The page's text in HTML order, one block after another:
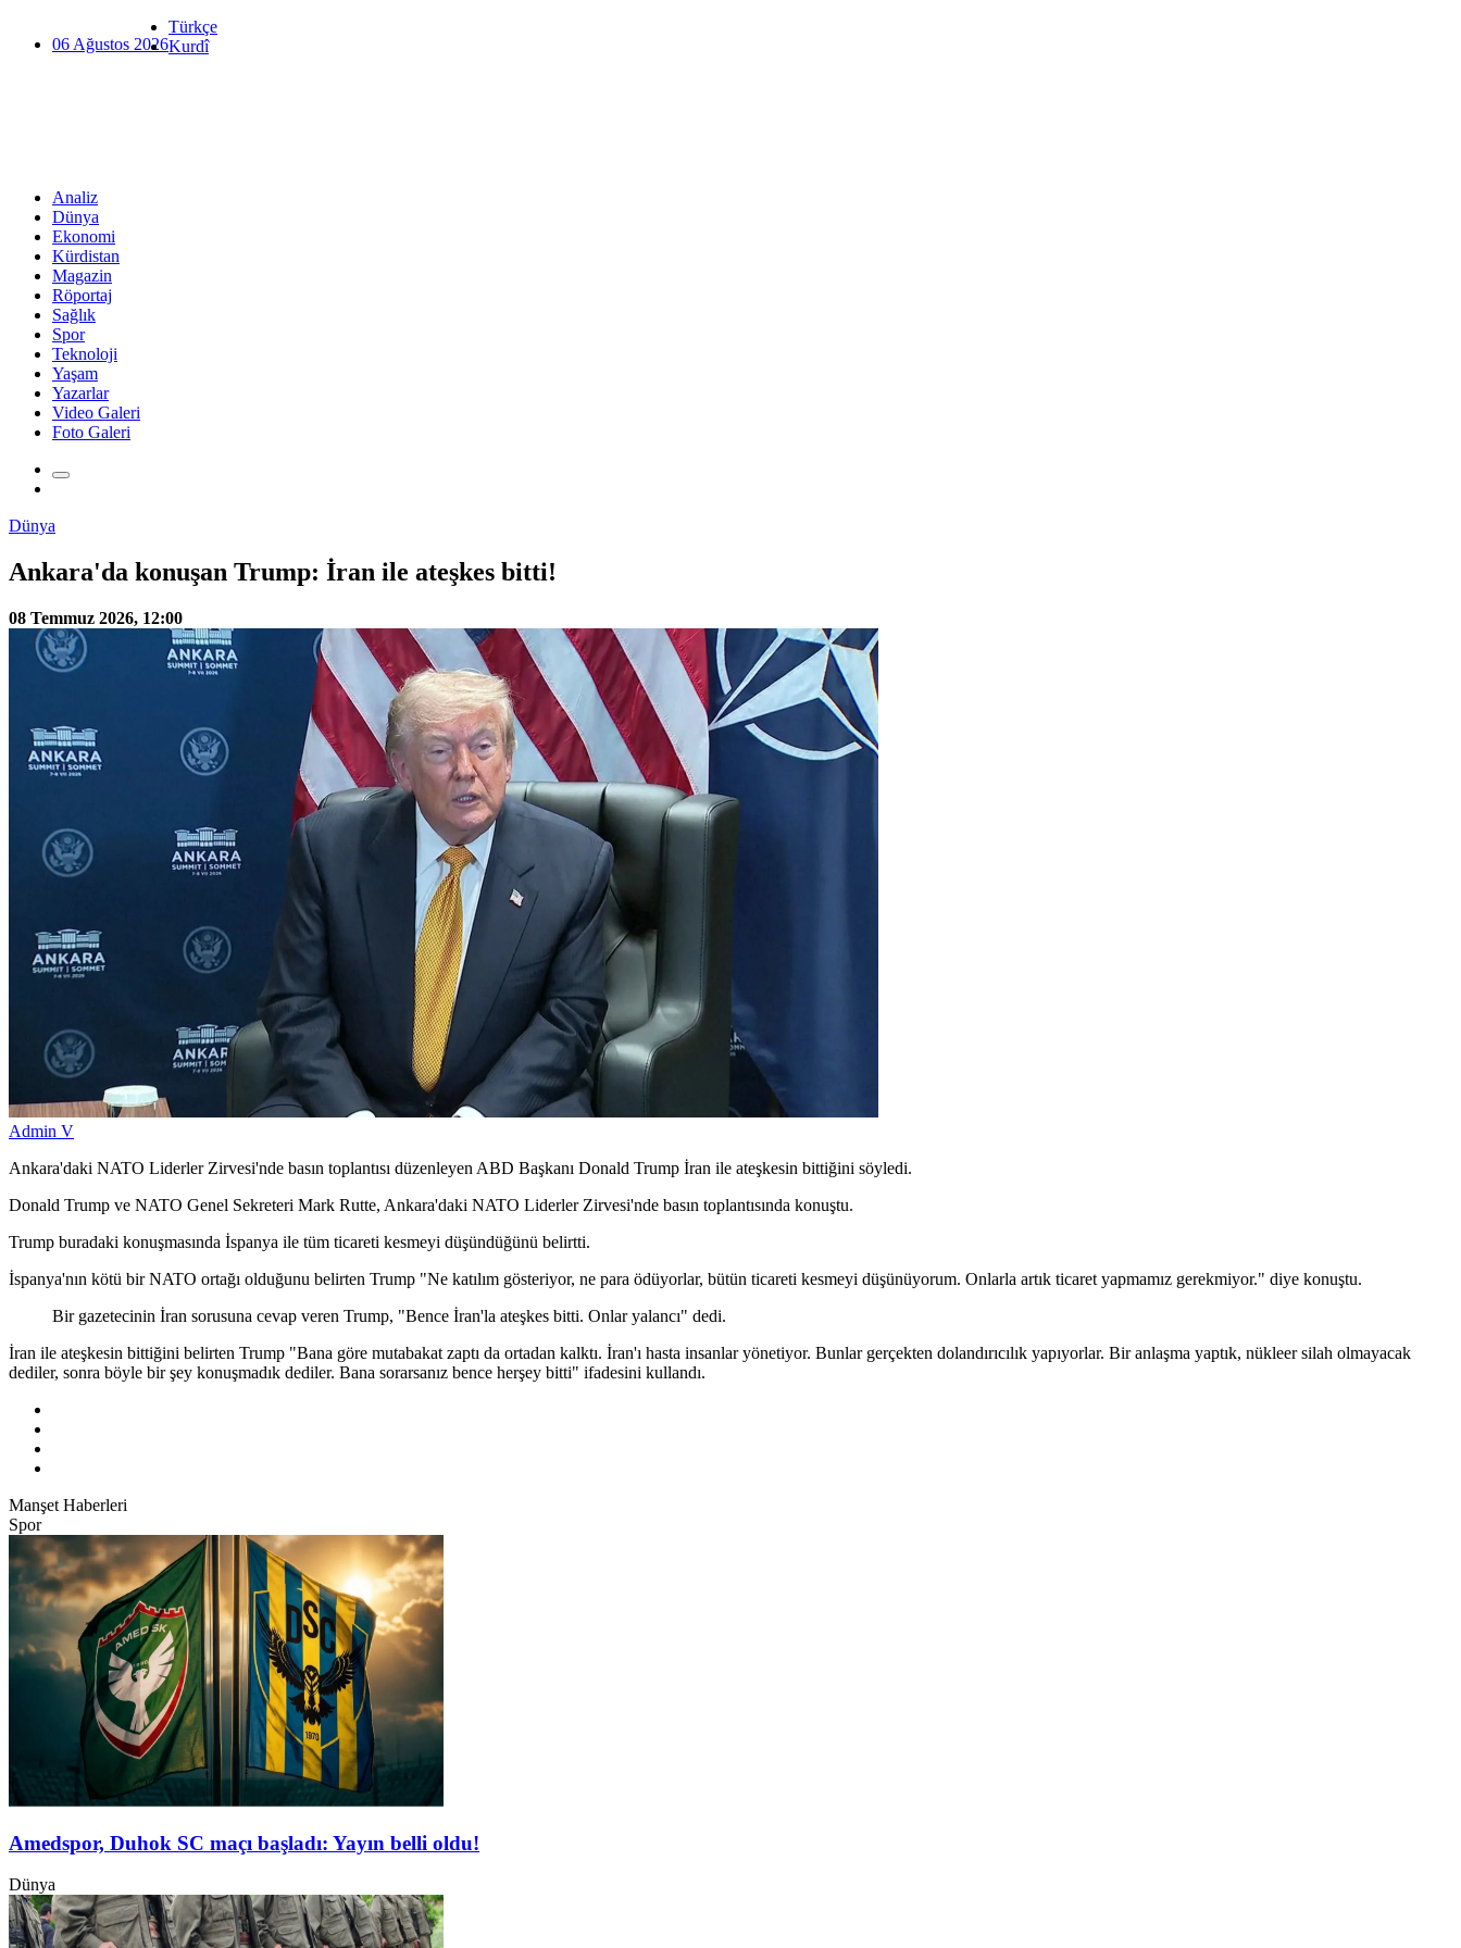
06 Ağustos 2026
Türkçe
Kurdî
Analiz
Dünya
Ekonomi
Kürdistan
Magazin
Röportaj
Sağlık
Spor
Teknoloji
Yaşam
Yazarlar
Video Galeri
Foto Galeri
Dünya
Ankara'da konuşan Trump: İran ile ateşkes bitti!
08 Temmuz 2026, 12:00
Admin V
Ankara'daki NATO Liderler Zirvesi'nde basın toplantısı düzenleyen ABD Başkanı Donald Trump İran ile ateşkesin bittiğini söyledi.
Donald Trump ve NATO Genel Sekreteri Mark Rutte, Ankara'daki NATO Liderler Zirvesi'nde basın toplantısında konuştu.
Trump buradaki konuşmasında İspanya ile tüm ticareti kesmeyi düşündüğünü belirtti.
İspanya'nın kötü bir NATO ortağı olduğunu belirten Trump "Ne katılım gösteriyor, ne para ödüyorlar, bütün ticareti kesmeyi düşünüyorum. Onlarla artık ticaret yapmamız gerekmiyor." diye konuştu.
Bir gazetecinin İran sorusuna cevap veren Trump, "Bence İran'la ateşkes bitti. Onlar yalancı" dedi.
İran ile ateşkesin bittiğini belirten Trump "Bana göre mutabakat zaptı da ortadan kalktı. İran'ı hasta insanlar yönetiyor. Bunlar gerçekten dolandırıcılık yapıyorlar. Bir anlaşma yaptık, nükleer silah olmayacak
dediler, sonra böyle bir şey konuşmadık dediler. Bana sorarsanız bence herşey bitti" ifadesini kullandı.
Manşet Haberleri
Spor
Amedspor, Duhok SC maçı başladı: Yayın belli oldu!
Dünya